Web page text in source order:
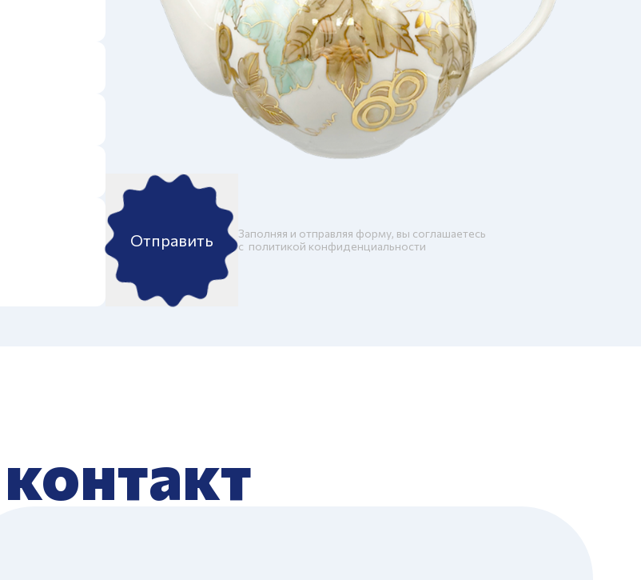
Отправить
Заполняя и отправляя форму, вы соглашаетесь
c политикой конфиденциальности